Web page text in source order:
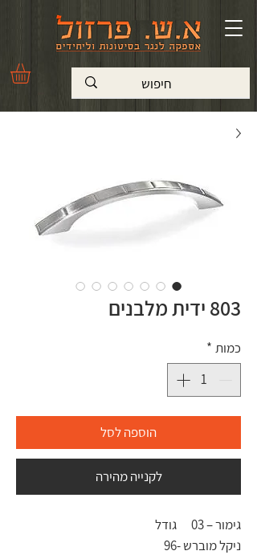
803 ידית מלבנים
כמות *
הוספה לסל
לקנייה מהירה
גימור – 03
גודל
ניקל מוברש -96